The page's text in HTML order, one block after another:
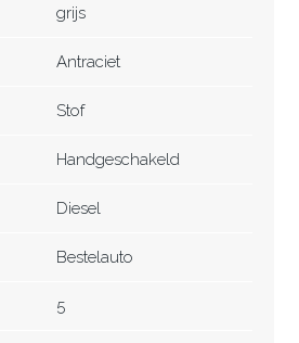
grijs
Antraciet
Stof
Handgeschakeld
Diesel
Bestelauto
5